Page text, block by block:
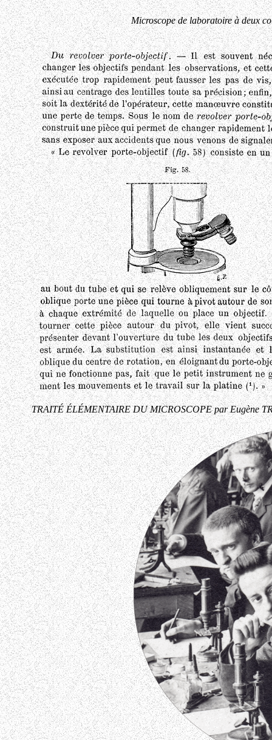
Microscope de laboratoire à deux
TRAITÉ ÉLÉMENTAIRE DU MICROSCOPE par Eugène